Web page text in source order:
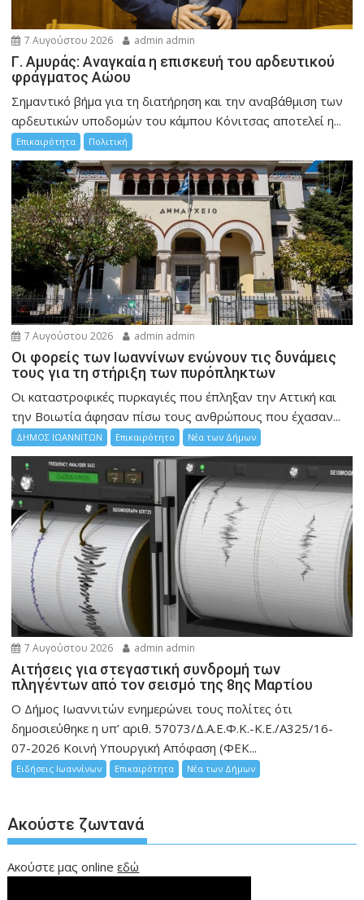
7 Αυγούστου 2026 admin admin
Γ. Αμυράς: Αναγκαία η επισκευή του αρδευτικού
φράγματος Αώου
Σημαντικό βήμα για τη διατήρηση και την αναβάθμιση των
αρδευτικών υποδομών του κάμπου Κόνιτσας αποτελεί η...
Επικαιρότητα Πολιτική
7 Αυγούστου 2026 admin admin
Οι φορείς των Ιωαννίνων ενώνουν τις δυνάμεις
τους για τη στήριξη των πυρόπληκτων
Οι καταστροφικές πυρκαγιές που έπληξαν την Αττική και
την Bοιωτία άφησαν πίσω τους ανθρώπους που έχασαν...
ΔΗΜΟΣ ΙΩΑΝΝΙΤΩΝ Επικαιρότητα Νέα των Δήμων
7 Αυγούστου 2026 admin admin
Αιτήσεις για στεγαστική συνδρομή των
πληγέντων από τον σεισμό της 8ης Μαρτίου
Ο Δήμος Ιωαννιτών ενημερώνει τους πολίτες ότι
δημοσιεύθηκε η υπ’ αριθ. 57073/Δ.Α.Ε.Φ.Κ.-Κ.Ε./Α325/16-
07-2026 Κοινή Υπουργική Απόφαση (ΦΕΚ...
Ειδήσεις Ιωαννίνων Επικαιρότητα Νέα των Δήμων
Ακούστε ζωντανά
Ακούστε μας onlineεδώ